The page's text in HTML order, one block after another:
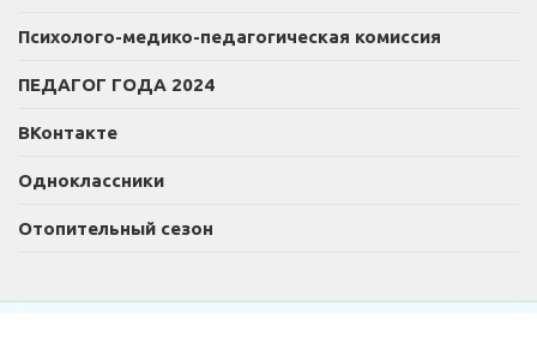
Психолого-медико-педагогическая комиссия
ПЕДАГОГ ГОДА 2024
ВКонтакте
Одноклассники
Отопительный сезон